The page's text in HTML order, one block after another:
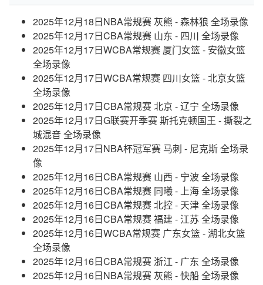
2025年12月18日NBA常规赛 灰熊 - 森林狼 全场录像
2025年12月17日CBA常规赛 山东 - 四川 全场录像
2025年12月17日WCBA常规赛 厦门女篮 - 安徽女篮
全场录像
2025年12月17日WCBA常规赛 四川女篮 - 北京女篮
全场录像
2025年12月17日CBA常规赛 北京 - 辽宁 全场录像
2025年12月17日G联赛开季赛 斯托克顿国王 - 撕裂之
城混音 全场录像
2025年12月17日NBA杯冠军赛 马刺 - 尼克斯 全场录
像
2025年12月16日CBA常规赛 山西 - 宁波 全场录像
2025年12月16日CBA常规赛 同曦 - 上海 全场录像
2025年12月16日CBA常规赛 北控 - 天津 全场录像
2025年12月16日CBA常规赛 福建 - 江苏 全场录像
2025年12月16日WCBA常规赛 广东女篮 - 湖北女篮
全场录像
2025年12月16日CBA常规赛 浙江 - 广东 全场录像
2025年12月16日NBA常规赛 灰熊 - 快船 全场录像